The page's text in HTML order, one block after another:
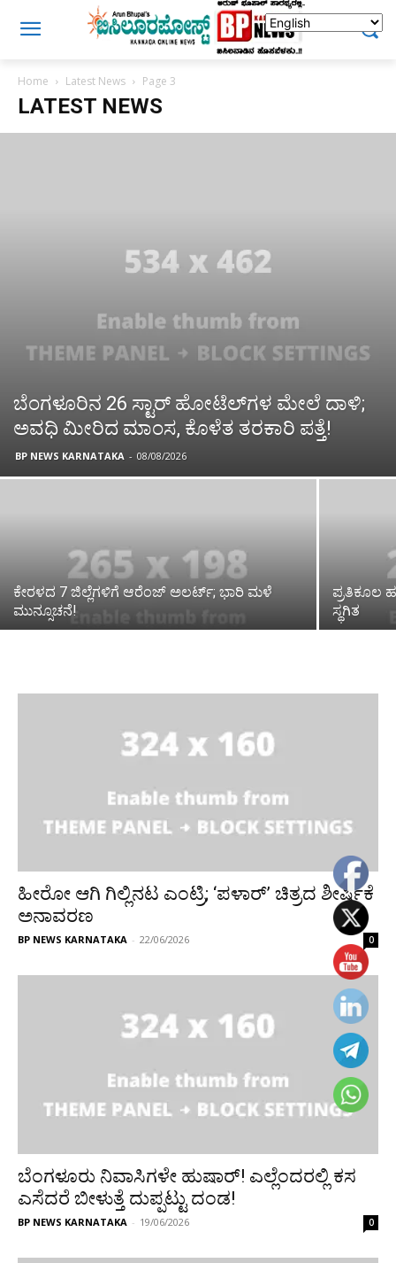
Home Latest News Page 3
LATEST NEWS
ಬೆಂಗಳೂರಿನ 26 ಸ್ಟಾರ್‌ ಹೋಟೆಲ್‌ಗಳ ಮೇಲೆ ದಾಳಿ;
ಅವಧಿ ಮೀರಿದ ಮಾಂಸ, ಕೊಳೆತ ತರಕಾರಿ ಪತ್ತೆ!
BP NEWS KARNATAKA - 08/08/2026
ಕೇರಳದ 7 ಜಿಲ್ಲೆಗಳಿಗೆ ಆರೆಂಜ್ ಅಲರ್ಟ್; ಭಾರಿ ಮಳೆ
ಮುನ್ಸೂಚನೆ!
ಪ್ರತಿಕೂಲ
ಸ್ಥಗಿತ
ಹೀರೋ ಆಗಿ ಗಿಲ್ಲಿನಟ ಎಂಟ್ರಿ; ‘ಪಳಾರ್’ ಚಿತ್ರದ ಶೀರ್ಷಿಕೆ
ಅನಾವರಣ
BP NEWS KARNATAKA - 22/06/2026 0
ಬೆಂಗಳೂರು ನಿವಾಸಿಗಳೇ ಹುಷಾರ್! ಎಲ್ಲೆಂದರಲ್ಲಿ ಕಸ
ಎಸೆದರೆ ಬೀಳುತ್ತೆ ದುಪ್ಪಟ್ಟು ದಂಡ!
BP NEWS KARNATAKA - 19/06/2026 0